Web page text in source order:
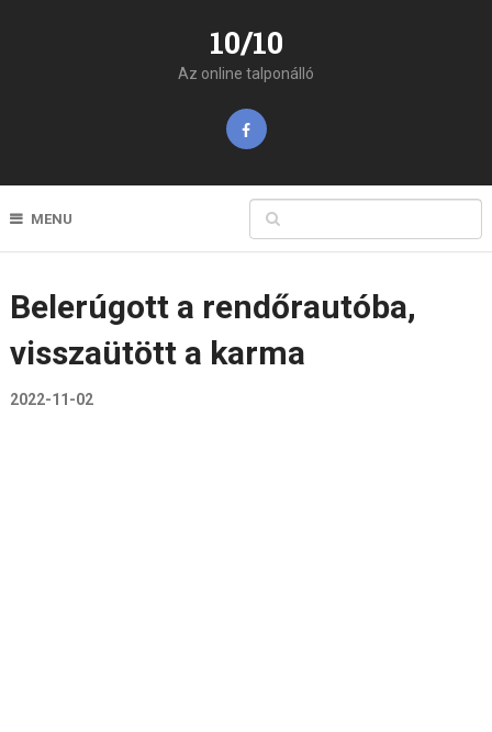
10/10
Az online talponálló
MENU
Belerúgott a rendőrautóba,
visszaütött a karma
2022-11-02